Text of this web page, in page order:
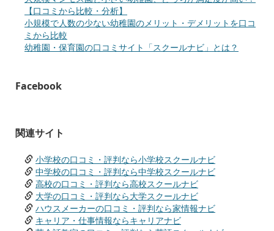
【口コミから比較・分析】
小規模で人数の少ない幼稚園のメリット・デメリットを口コ
ミから比較
幼稚園・保育園の口コミサイト「スクールナビ」とは？
Facebook
関連サイト
小学校の口コミ・評判なら小学校スクールナビ
中学校の口コミ・評判なら中学校スクールナビ
高校の口コミ・評判なら高校スクールナビ
大学の口コミ・評判なら大学スクールナビ
ハウスメーカーの口コミ・評判なら家情報ナビ
キャリア・仕事情報ならキャリアナビ